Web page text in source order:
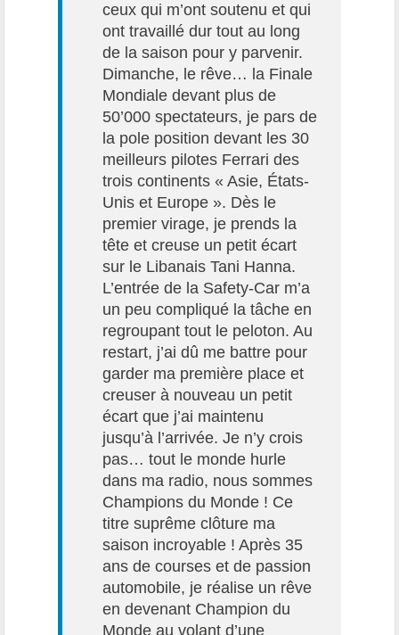
ceux qui m’ont soutenu et qui
ont travaillé dur tout au long
de la saison pour y parvenir.
Dimanche, le rêve… la Finale
Mondiale devant plus de
50’000 spectateurs, je pars de
la pole position devant les 30
meilleurs pilotes Ferrari des
trois continents « Asie, États-
Unis et Europe ». Dès le
premier virage, je prends la
tête et creuse un petit écart
sur le Libanais Tani Hanna.
L’entrée de la Safety-Car m’a
un peu compliqué la tâche en
regroupant tout le peloton. Au
restart, j’ai dû me battre pour
garder ma première place et
creuser à nouveau un petit
écart que j’ai maintenu
jusqu’à l’arrivée. Je n’y crois
pas… tout le monde hurle
dans ma radio, nous sommes
Champions du Monde ! Ce
titre suprême clôture ma
saison incroyable ! Après 35
ans de courses et de passion
automobile, je réalise un rêve
en devenant Champion du
Monde au volant d’une